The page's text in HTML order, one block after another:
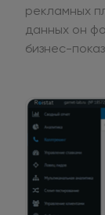
рекламных
данных он
бизнес-